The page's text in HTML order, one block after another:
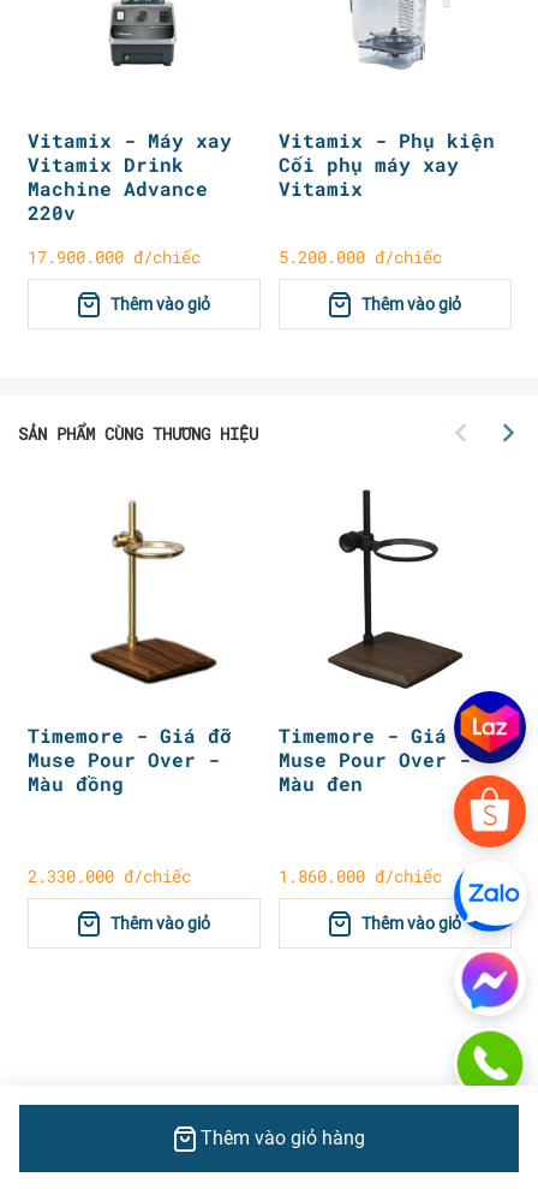
Vitamix - Máy xay
Vitamix Drink
Machine Advance
220v
17.900.000 đ/chiếc
Thêm vào giỏ
Vitamix - Phụ kiện
Cối phụ máy xay
Vitamix
5.200.000 đ/chiếc
Thêm vào giỏ
SẢN PHẨM CÙNG THƯƠNG HIỆU
Timemore - Giá đỡ
Muse Pour Over -
Màu đồng
2.330.000 đ/chiếc
Thêm vào giỏ
Timemore - Giá đỡ
Muse Pour Over -
Màu đen
1.860.000 đ/chiếc
Thêm vào giỏ
Thêm vào giỏ hàng